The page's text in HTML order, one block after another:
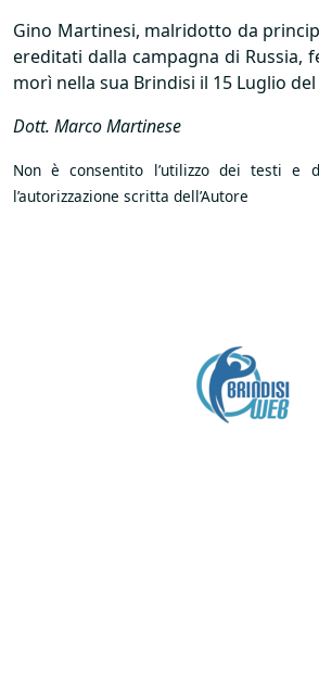
Gino Martinesi, malridotto da
ereditati dalla campagna di Russia,
morì nella sua Brindisi il 15 Luglio del
Dott. Marco Martinese
Non è consentito l’utilizzo dei testi e
l’autorizzazione scritta dell’Autore